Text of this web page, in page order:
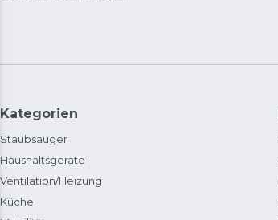
Kategorien
Staubsauger
Haushaltsgeräte
Ventilation/Heizung
Küche